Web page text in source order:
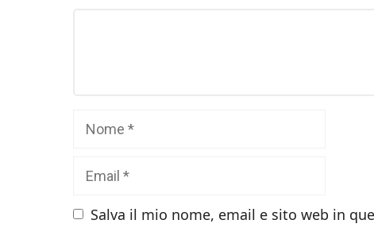
Salva il mio nome, email e sito web in